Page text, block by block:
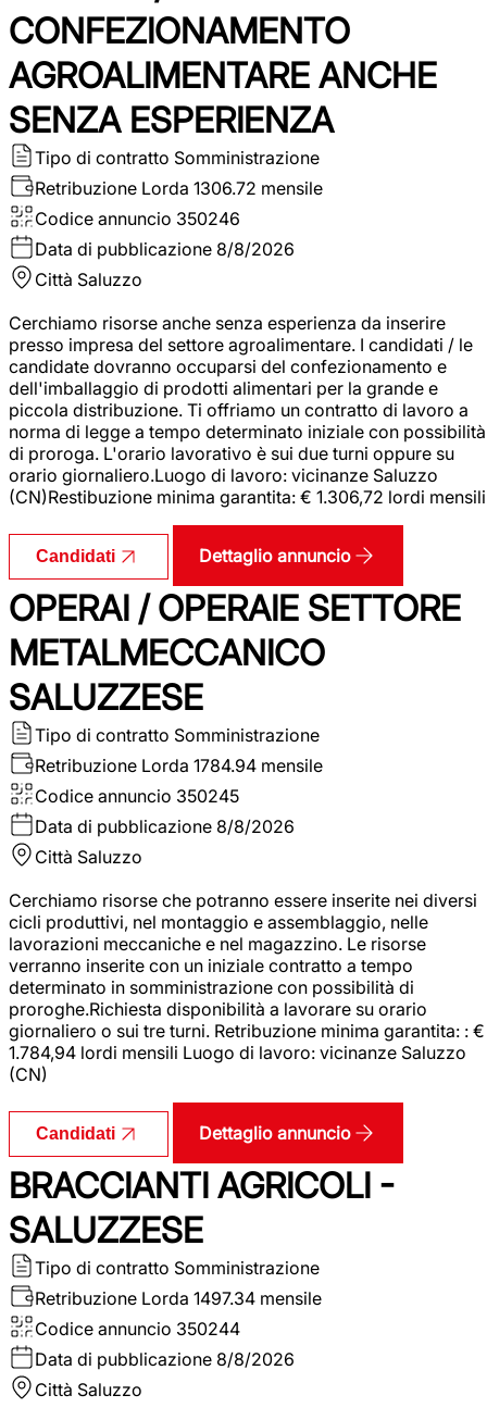
CONFEZIONAMENTO
AGROALIMENTARE ANCHE
SENZA ESPERIENZA
Tipo di contratto Somministrazione
Retribuzione Lorda 1306.72 mensile
Codice annuncio 350246
Data di pubblicazione 8/8/2026
Città Saluzzo
Cerchiamo risorse anche senza esperienza da inserire
presso impresa del settore agroalimentare. I candidati / le
candidate dovranno occuparsi del confezionamento e
dell'imballaggio di prodotti alimentari per la grande e
piccola distribuzione. Ti offriamo un contratto di lavoro a
norma di legge a tempo determinato iniziale con possibilità
di proroga. L'orario lavorativo è sui due turni oppure su
orario giornaliero.Luogo di lavoro: vicinanze Saluzzo
(CN)Restibuzione minima garantita: € 1.306,72 lordi mensili
Candidati Dettaglio annuncio
OPERAI / OPERAIE SETTORE
METALMECCANICO
SALUZZESE
Tipo di contratto Somministrazione
Retribuzione Lorda 1784.94 mensile
Codice annuncio 350245
Data di pubblicazione 8/8/2026
Città Saluzzo
Cerchiamo risorse che potranno essere inserite nei diversi
cicli produttivi, nel montaggio e assemblaggio, nelle
lavorazioni meccaniche e nel magazzino. Le risorse
verranno inserite con un iniziale contratto a tempo
determinato in somministrazione con possibilità di
proroghe.Richiesta disponibilità a lavorare su orario
giornaliero o sui tre turni. Retribuzione minima garantita: : €
1.784,94 lordi mensili Luogo di lavoro: vicinanze Saluzzo
(CN)
Candidati Dettaglio annuncio
BRACCIANTI AGRICOLI -
SALUZZESE
Tipo di contratto Somministrazione
Retribuzione Lorda 1497.34 mensile
Codice annuncio 350244
Data di pubblicazione 8/8/2026
Città Saluzzo